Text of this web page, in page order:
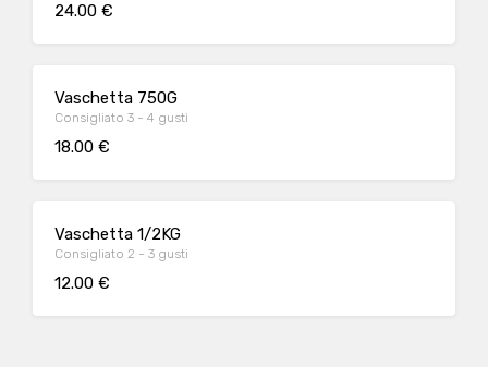
24.00 €
Vaschetta 750G
Consigliato 3 - 4 gusti
18.00 €
Vaschetta 1/2KG
Consigliato 2 - 3 gusti
12.00 €